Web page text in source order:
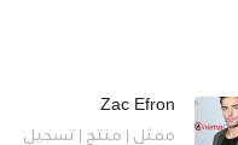
Zac Efron
ممثل | منتج | تسجيل